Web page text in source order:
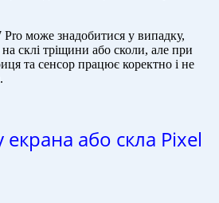
Pro може знадобитися у випадку,
склі тріщини або сколи, але при
та сенсор працює коректно і не
екрана або скла Pixel